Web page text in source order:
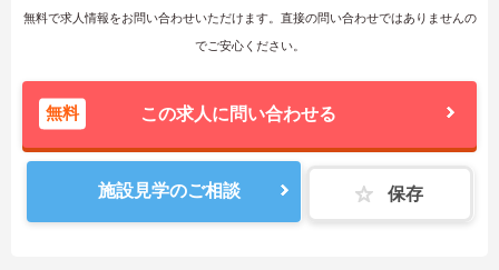
無料で求人情報をお問い合わせいただけます。直接の問い合わせではありませんの
でご安心ください。
無料 この求人に問い合わせる
施設見学のご相談 保存